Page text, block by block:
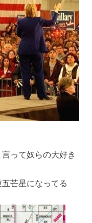
って奴らの大好き
芒星になってる